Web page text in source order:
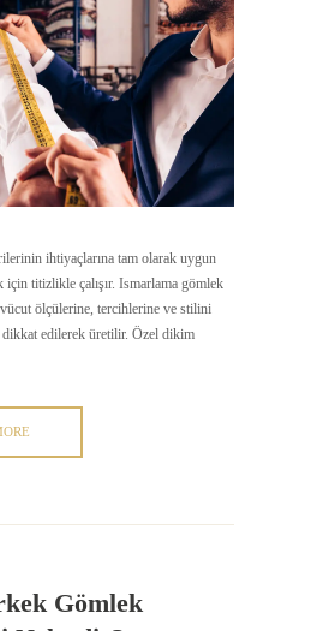
ihtiyaçlarına tam olarak uygun
için titizlikle çalışır. Ismarlama gömlek
ölçülerine, tercihlerine ve stilini
dikkat edilerek üretilir. Özel dikim
Gömlek